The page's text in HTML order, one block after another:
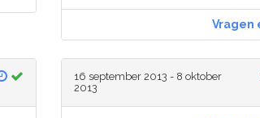
Vragen
16 september 2013 - 8 oktober
2013